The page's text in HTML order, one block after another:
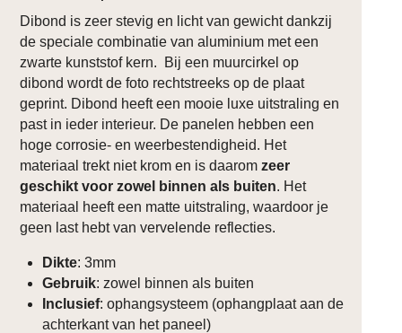
Dibond is zeer stevig en licht van gewicht dankzij
de speciale combinatie van aluminium met een
zwarte kunststof kern. Bij een muurcirkel op
dibond wordt de foto rechtstreeks op de plaat
geprint. Dibond heeft een mooie luxe uitstraling en
past in ieder interieur. De panelen hebben een
hoge corrosie- en weerbestendigheid. Het
materiaal trekt niet krom en is daarom zeer
geschikt voor zowel binnen als buiten. Het
materiaal heeft een matte uitstraling, waardoor je
geen last hebt van vervelende reflecties.
Dikte: 3mm
Gebruik: zowel binnen als buiten
Inclusief: ophangsysteem (ophangplaat aan de
achterkant van het paneel)